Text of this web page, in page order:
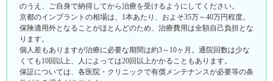
のうえ、ご自身で納得してから治療を受けるようにしてください。
京都のインプラントの相場は、1本あたり、およそ35万～40万円程度。
保険適用外となることがほとんどのため、治療費用は全額自己負担とな
ります。
個人差もありますが治療に必要な期間は約3～10ヶ月。通院回数は少な
くても10回以上、人によっては20回以上かかることもあります。
保証については、各医院・クリニックで有償メンテナンスが必要等の条